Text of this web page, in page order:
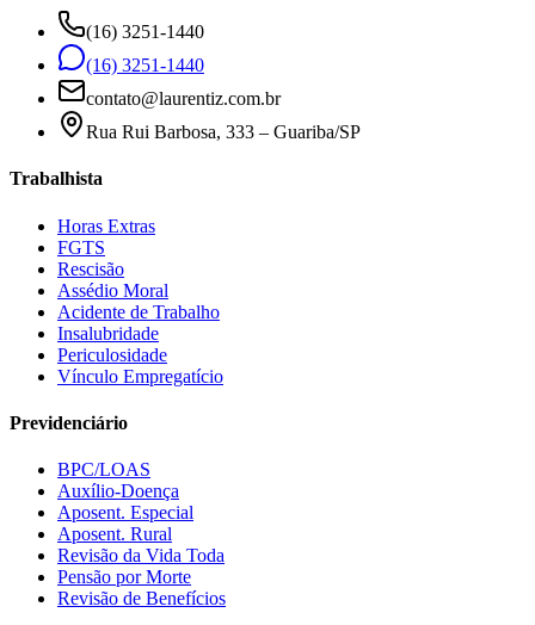
(16) 3251-1440
(16) 3251-1440
contato@laurentiz.com.br
Rua Rui Barbosa, 333 – Guariba/SP
Trabalhista
Horas Extras
FGTS
Rescisão
Assédio Moral
Acidente de Trabalho
Insalubridade
Periculosidade
Vínculo Empregatício
Previdenciário
BPC/LOAS
Auxílio-Doença
Aposent. Especial
Aposent. Rural
Revisão da Vida Toda
Pensão por Morte
Revisão de Benefícios